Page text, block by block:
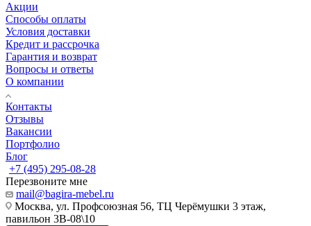
Акции
Способы оплаты
Условия доставки
Кредит и рассрочка
Гарантия и возврат
Вопросы и ответы
О компании
Контакты
Отзывы
Вакансии
Портфолио
Блог
+7 (495) 295-08-28
Перезвоните мне
mail@bagira-mebel.ru
Москва, ул. Профсоюзная 56, ТЦ Черёмушки 3 этаж,
павильон 3В-08\10